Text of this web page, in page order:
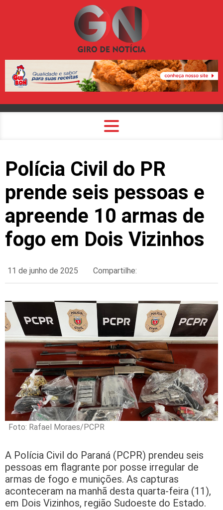
Polícia Civil do PR
prende seis pessoas e
apreende 10 armas de
fogo em Dois Vizinhos
11 de junho de 2025 Compartilhe:
Foto: Rafael Moraes/PCPR
A Polícia Civil do Paraná (PCPR) prendeu seis
pessoas em flagrante por posse irregular de
armas de fogo e munições. As capturas
aconteceram na manhã desta quarta-feira (11),
em Dois Vizinhos, região Sudoeste do Estado.